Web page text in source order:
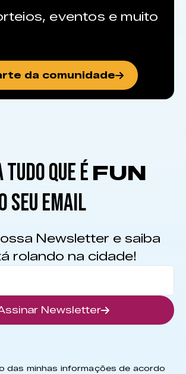
eventos e muito
da comunidade
TUDO QUE É FUN
SEU EMAIL
Newsletter e saiba
rolando na cidade!
Newsletter
das minhas informações de acordo